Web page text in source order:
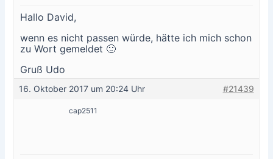
Hallo David,
wenn es nicht passen würde, hätte ich mich schon
zu Wort gemeldet 🙂
Gruß Udo
16. Oktober 2017 um 20:24 Uhr #21439
cap2511